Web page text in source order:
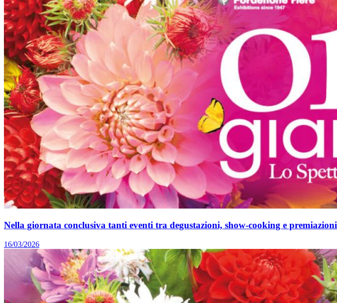
Nella giornata conclusiva tanti eventi tra degustazioni, show-cooking e premiazioni
16/03/2026